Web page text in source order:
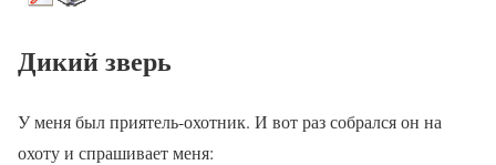
Дикий зверь
У меня был приятель-охотник. И вот раз собрался он на
охоту и спрашивает меня: